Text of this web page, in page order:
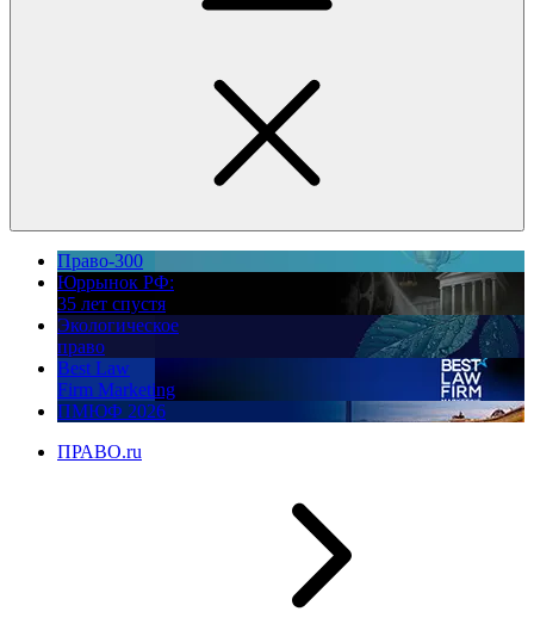
Право-300
Юррынок РФ:
35 лет спустя
Экологическое
право
Best Law
Firm Marketing
ПМЮФ 2026
ПРАВО.ru